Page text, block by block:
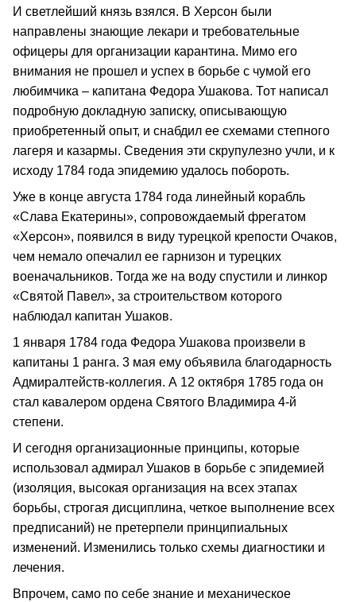
И светлейший князь взялся. В Херсон были
направлены знающие лекари и требовательные
офицеры для организации карантина. Мимо его
внимания не прошел и успех в борьбе с чумой его
любимчика – капитана Федора Ушакова. Тот написал
подробную докладную записку, описывающую
приобретенный опыт, и снабдил ее схемами степного
лагеря и казармы. Сведения эти скрупулезно учли, и к
исходу 1784 года эпидемию удалось побороть.
Уже в конце августа 1784 года линейный корабль
«Слава Екатерины», сопровождаемый фрегатом
«Херсон», появился в виду турецкой крепости Очаков,
чем немало опечалил ее гарнизон и турецких
военачальников. Тогда же на воду спустили и линкор
«Святой Павел», за строительством которого
наблюдал капитан Ушаков.
1 января 1784 года Федора Ушакова произвели в
капитаны 1 ранга. 3 мая ему объявила благодарность
Адмиралтейств-коллегия. А 12 октября 1785 года он
стал кавалером ордена Святого Владимира 4-й
степени.
И сегодня организационные принципы, которые
использовал адмирал Ушаков в борьбе с эпидемией
(изоляция, высокая организация на всех этапах
борьбы, строгая дисциплина, четкое выполнение всех
предписаний) не претерпели принципиальных
изменений. Изменились только схемы диагностики и
лечения.
Впрочем, само по себе знание и механическое